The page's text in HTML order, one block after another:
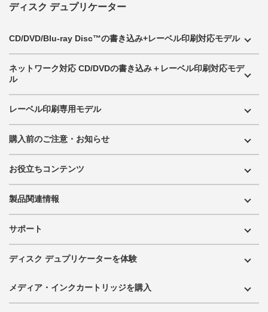
ディスク デュプリケーター
CD/DVD/Blu-ray Disc™の書き込み+レーベル印刷対応モデル
ネットワーク対応 CD/DVDの書き込み＋レーベル印刷対応モデ
ル
レーベル印刷専用モデル
購入前のご注意・お知らせ
お役立ちコンテンツ
製品関連情報
サポート
ディスク デュプリケーターを体験
メディア・インクカートリッジを購入